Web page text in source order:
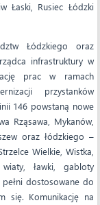
Łaski, Rusiec Łódzki
Łódzkiego oraz
infrastruktury w
prac w ramach
przystanków
146 powstaną nowe
Rząsawa, Mykanów,
oraz łódzkiego –
Wielkie, Wistka,
ławki, gabloty
dostosowane do
się. Komunikację na